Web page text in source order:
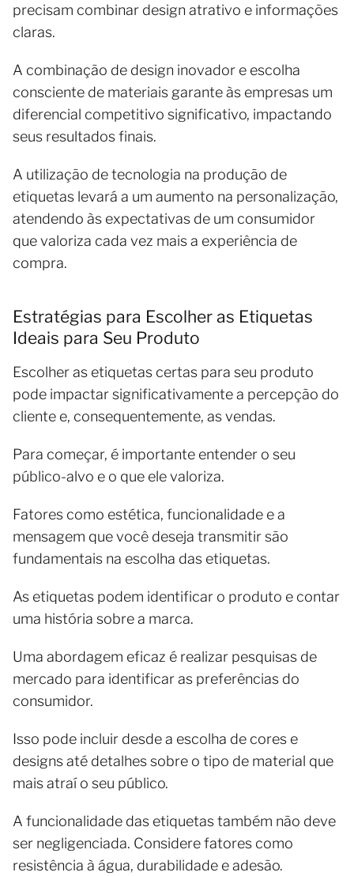
precisam combinar design atrativo e informações
claras.
A combinação de design inovador e escolha
consciente de materiais garante às empresas um
diferencial competitivo significativo, impactando
seus resultados finais.
A utilização de tecnologia na produção de
etiquetas levará a um aumento na personalização,
atendendo às expectativas de um consumidor
que valoriza cada vez mais a experiência de
compra.
Estratégias para Escolher as Etiquetas
Ideais para Seu Produto
Escolher as etiquetas certas para seu produto
pode impactar significativamente a percepção do
cliente e, consequentemente, as vendas.
Para começar, é importante entender o seu
público-alvo e o que ele valoriza.
Fatores como estética, funcionalidade e a
mensagem que você deseja transmitir são
fundamentais na escolha das etiquetas.
As etiquetas podem identificar o produto e contar
uma história sobre a marca.
Uma abordagem eficaz é realizar pesquisas de
mercado para identificar as preferências do
consumidor.
Isso pode incluir desde a escolha de cores e
designs até detalhes sobre o tipo de material que
mais atraí o seu público.
A funcionalidade das etiquetas também não deve
ser negligenciada. Considere fatores como
resistência à água, durabilidade e adesão.